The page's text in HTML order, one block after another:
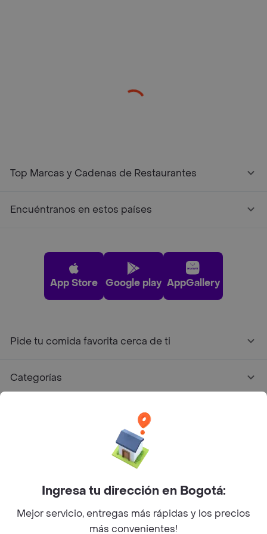
Top Marcas y Cadenas de Restaurantes
Encuéntranos en estos países
App Store Google play AppGallery
Pide tu comida favorita cerca de ti
Categorías
Facebook
Twitter
Instagram
©2026Rappi Inc. All rights reserved.
Ingresa tu dirección en Bogotá:
Mejor servicio, entregas más rápidas y los precios
más convenientes!